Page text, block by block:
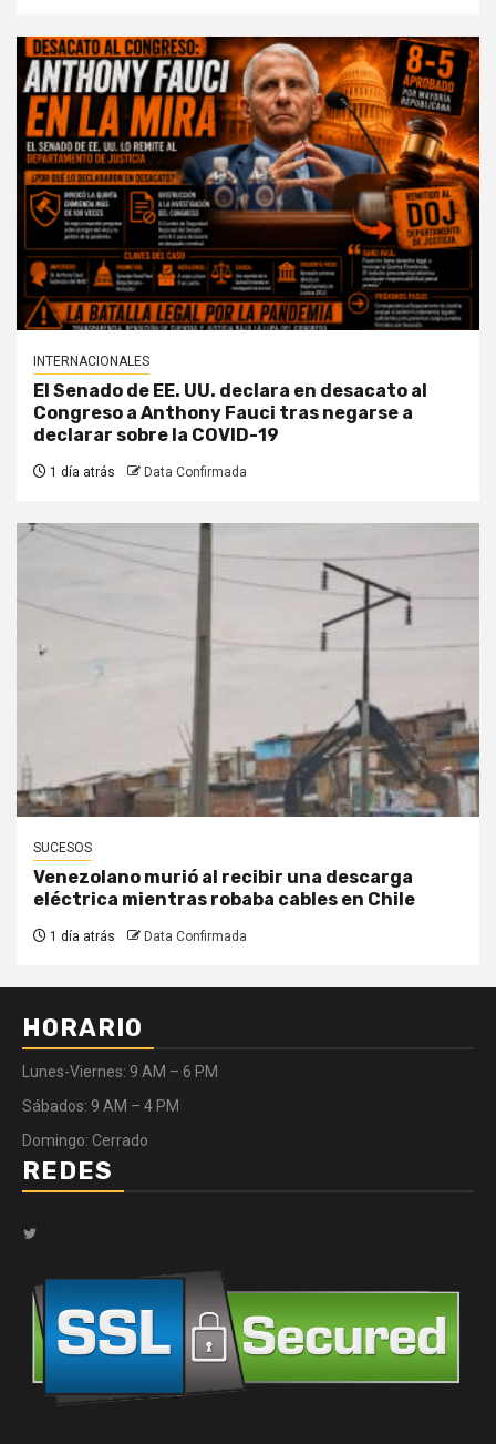
INTERNACIONALES
El Senado de EE. UU. declara en desacato al
Congreso a Anthony Fauci tras negarse a
declarar sobre la COVID-19
1 día atrás Data Confirmada
SUCESOS
Venezolano murió al recibir una descarga
eléctrica mientras robaba cables en Chile
1 día atrás Data Confirmada
HORARIO
Lunes-Viernes: 9 AM – 6 PM
Sábados: 9 AM – 4 PM
Domingo: Cerrado
REDES
Twitter